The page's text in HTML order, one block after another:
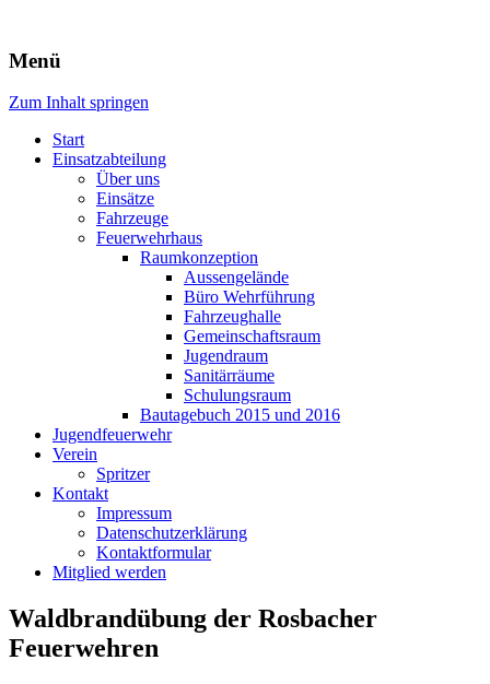
Freiwillige Feuerwehr Rodheim
v.d.H.
Menü
Zum Inhalt springen
Start
Einsatzabteilung
Über uns
Einsätze
Fahrzeuge
Feuerwehrhaus
Raumkonzeption
Aussengelände
Büro Wehrführung
Fahrzeughalle
Gemeinschaftsraum
Jugendraum
Sanitärräume
Schulungsraum
Bautagebuch 2015 und 2016
Jugendfeuerwehr
Verein
Spritzer
Kontakt
Impressum
Datenschutzerklärung
Kontaktformular
Mitglied werden
Waldbrandübung der Rosbacher
Feuerwehren